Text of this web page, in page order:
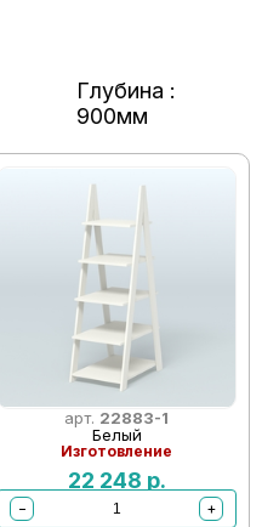
Глубина :
900мм
арт. 22883-1
Белый
Изготовление
22 248 р.
−
+